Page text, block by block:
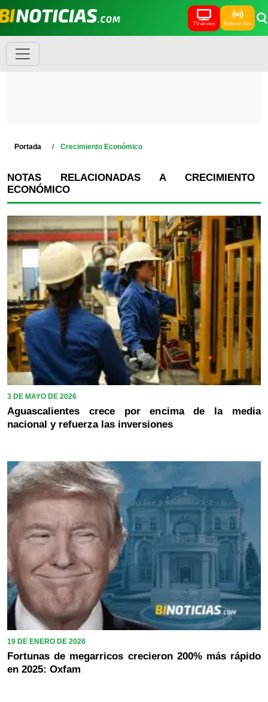
TV en vivo Radio en vivo
Portada Crecimiento Económico
NOTAS RELACIONADAS A CRECIMIENTO
ECONÓMICO
3 DE MAYO DE 2026
Aguascalientes crece por encima de la media
nacional y refuerza las inversiones
19 DE ENERO DE 2026
Fortunas de megarricos crecieron 200% más rápido
en 2025: Oxfam